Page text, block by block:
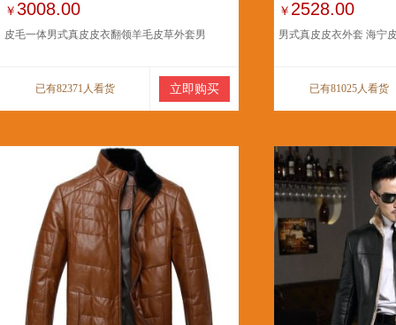
￥3008.00
皮毛一体男式真皮皮衣翻领羊毛皮草外套男
已有82371人看货 立即购买
￥ 2528.00
男式真皮皮衣外套 海宁
已有81025人看货